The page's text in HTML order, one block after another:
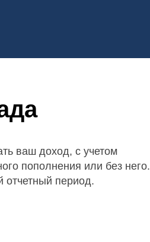
ваш доход, с учетом
пополнения или без него.
отчетный период.